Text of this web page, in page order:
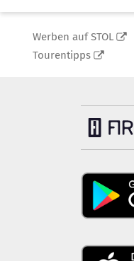
Werben auf STOL
Tourentipps